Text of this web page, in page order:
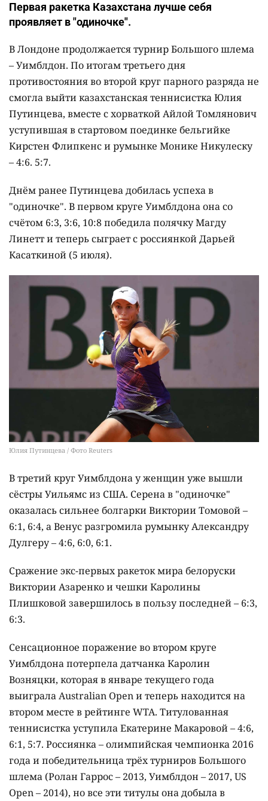
Первая ракетка Казахстана лучше себя
проявляет в "одиночке".
В Лондоне продолжается турнир Большого шлема
– Уимблдон. По итогам третьего дня
противостояния во второй круг парного разряда не
смогла выйти казахстанская теннисистка Юлия
Путинцева, вместе с хорваткой Айлой Томлянович
уступившая в стартовом поединке бельгийке
Кирстен Флипкенс и румынке Монике Никулеску
– 4:6. 5:7.
Днём ранее Путинцева добилась успеха в
"одиночке". В первом круге Уимблдона она со
счётом 6:3, 3:6, 10:8 победила полячку Магду
Линетт и теперь сыграет с россиянкой Дарьей
Касаткиной (5 июля).
Юлия Путинцева / Фото Reuters
В третий круг Уимблдона у женщин уже вышли
сёстры Уильямс из США. Серена в "одиночке"
оказалась сильнее болгарки Виктории Томовой –
6:1, 6:4, а Венус разгромила румынку Александру
Дулгеру – 4:6, 6:0, 6:1.
Сражение экс-первых ракеток мира белоруски
Виктории Азаренко и чешки Каролины
Плишковой завершилось в пользу последней – 6:3,
6:3.
Сенсационное поражение во втором круге
Уимблдона потерпела датчанка Каролин
Возняцки, которая в январе текущего года
выиграла Australian Open и теперь находится на
втором месте в рейтинге WTA. Титулованная
теннисистка уступила Екатерине Макаровой – 4:6,
6:1, 5:7. Россиянка – олимпийская чемпионка 2016
года и победительница трёх турниров Большого
шлема (Ролан Гаррос – 2013, Уимблдон – 2017, US
Open – 2014), но все эти титулы она добыла в